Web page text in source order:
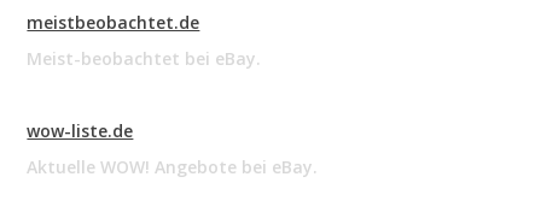
meistbeobachtet.de
Meist-beobachtet bei eBay.
wow-liste.de
Aktuelle WOW! Angebote bei eBay.